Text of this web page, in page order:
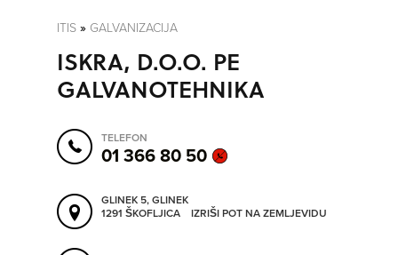
POSLOVNE ENOTE
ORODJA
ITIS » GALVANIZACIJA
ISKRA, D.O.O. PE
GALVANOTEHNIKA
TELEFON
01 366 80 50
GLINEK 5, GLINEK
1291 ŠKOFLJICA
IZRIŠI POT NA ZEMLJEVIDU